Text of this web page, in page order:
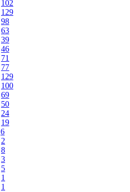
102
129
98
63
39
46
71
77
129
100
69
50
24
19
6
2
8
3
5
1
1